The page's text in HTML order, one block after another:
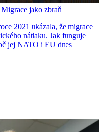
jako zbraň
2021 ukázala, že migrace
nátlaku. Jak funguje
jej NATO i EU dnes